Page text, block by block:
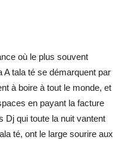
où le plus souvent
A tala té se démarquent par
à boire à tout le monde, et
en payant la facture
Dj qui toute la nuit vantent
té, ont le large sourire aux